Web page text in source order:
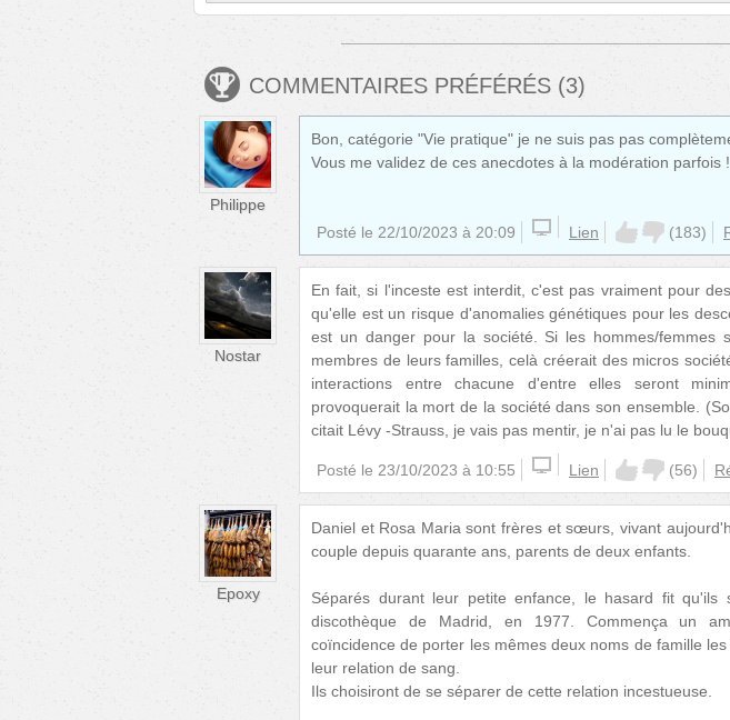
COMMENTAIRES PRÉFÉRÉS (3)
Philippe
Bon, catégorie "Vie pratique" je ne suis pas pas
Vous me validez de ces anecdotes à la modération parfois !
Posté le 22/10/2023 à 20:09 Lien (183)
Nostar
En fait, si l'inceste est interdit, c'est pas vraiment pour
qu'elle est un risque d'anomalies génétiques pour les
est un danger pour la société. Si les hommes/femmes
membres de leurs familles, celà créerait des micros
interactions entre chacune d'entre elles seront
provoquerait la mort de la société dans son ensemble.
citait Lévy -Strauss, je vais pas mentir, je n'ai pas lu le
Posté le 23/10/2023 à 10:55 Lien (56)
Epoxy
Daniel et Rosa Maria sont frères et sœurs, vivant
couple depuis quarante ans, parents de deux enfants.
Séparés durant leur petite enfance, le hasard fit qu'ils
discothèque de Madrid, en 1977. Commença un
coïncidence de porter les mêmes deux noms de famille
leur relation de sang.
Ils choisiront de se séparer de cette relation incestueuse.